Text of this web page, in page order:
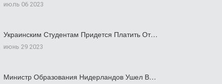
июль 06 2023
Украинским Студентам Придется Платить От…
июнь 29 2023
Министр Образования Нидерландов Ушел В…